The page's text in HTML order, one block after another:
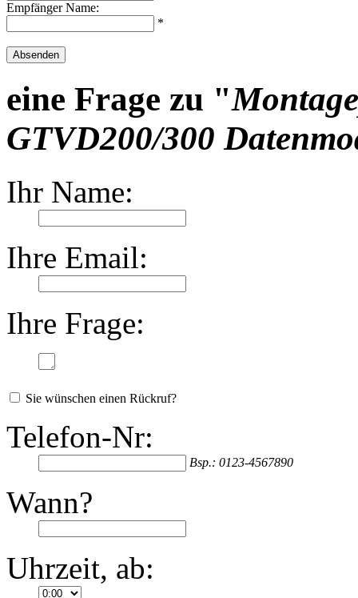
Empfänger Name:
*
Absenden
eine Frage zu "
GTVD200/300
Ihr Name:
Ihre Email:
Ihre Frage:
Sie wünschen einen Rückruf?
Telefon-Nr:
Bsp.: 0123-4567890
Wann?
Uhrzeit, ab: